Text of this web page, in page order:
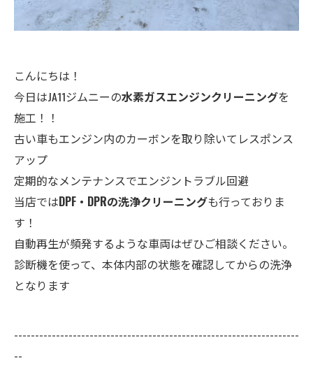
こんにちは！
今日はJA11ジムニーの水素ガスエンジンクリーニングを
施工！！
古い車もエンジン内のカーボンを取り除いてレスポンス
アップ
定期的なメンテナンスでエンジントラブル回避
当店ではDPF・DPRの洗浄クリーニングも行っておりま
す！
自動再生が頻発するような車両はぜひご相談ください。
診断機を使って、本体内部の状態を確認してからの洗浄
となります
--------------------------------------------------------------------
--